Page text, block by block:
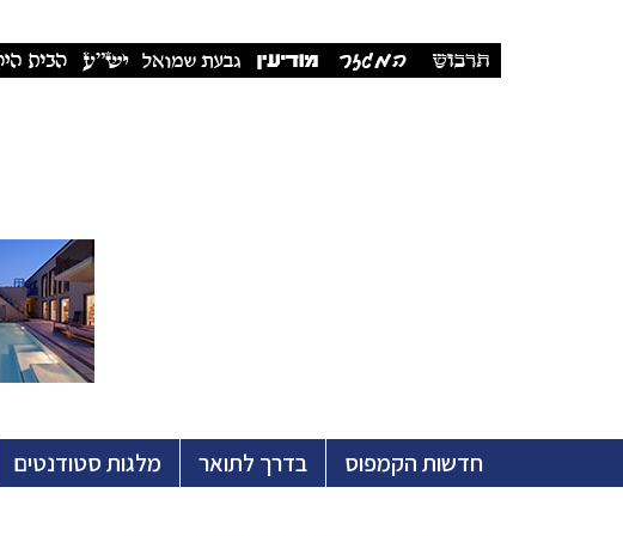
חדשות הקמפוס בדרך לתואר מלגות סטודנטים